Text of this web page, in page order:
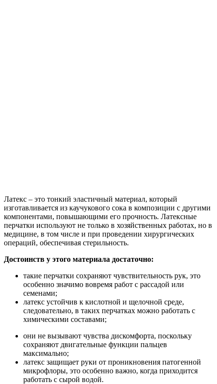
Латекс – это тонкий эластичный материал, который
изготавливается из каучукового сока в композиции с другими
компонентами, повышающими его прочность. Латексные
перчатки используют не только в хозяйственных работах, но в
медицине, в том числе и при проведении хирургических
операций, обеспечивая стерильность.
Достоинств у этого материала достаточно:
такие перчатки сохраняют чувствительность рук, это
особенно значимо вовремя работ с рассадой или
семенами;
латекс устойчив к кислотной и щелочной среде,
следовательно, в таких перчатках можно работать с
химическими составами;
они не вызывают чувства дискомфорта, поскольку
сохраняют двигательные функции пальцев
максимально;
латекс защищает руки от проникновения патогенной
микрофлоры, это особенно важно, когда приходится
работать с сырой водой.